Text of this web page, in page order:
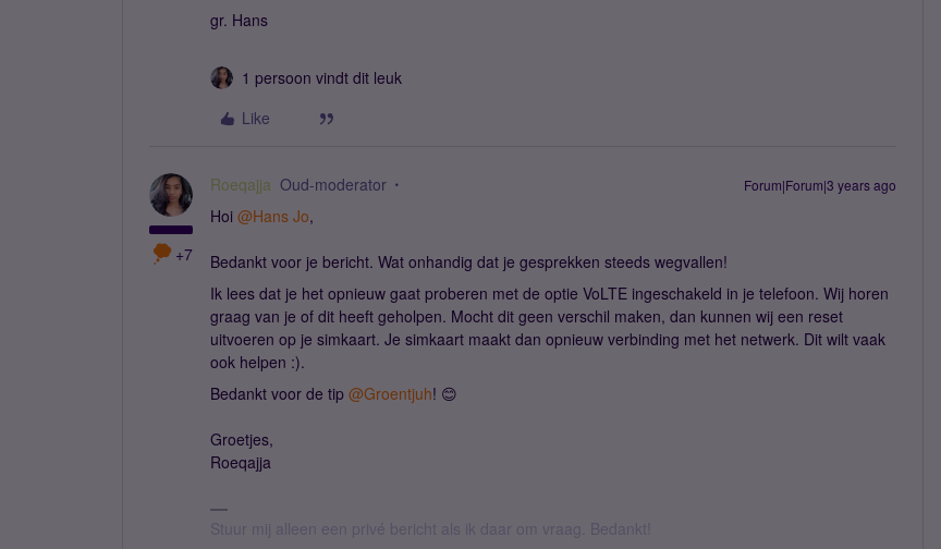
gr. Hans
1 persoon vindt dit leuk
Like
+7
Roeqajja Oud-moderator Forum|Forum|3 years ago
Hoi @Hans Jo,
Bedankt voor je bericht. Wat onhandig dat je gesprekken steeds wegvallen!
Ik lees dat je het opnieuw gaat proberen met de optie VoLTE ingeschakeld in je telefoon. Wij horen
graag van je of dit heeft geholpen. Mocht dit geen verschil maken, dan kunnen wij een reset
uitvoeren op je simkaart. Je simkaart maakt dan opnieuw verbinding met het netwerk. Dit wilt vaak
ook helpen :).
Bedankt voor de tip @Groentjuh! 😊
Groetjes,
Roeqajja
Stuur mij alleen een privé bericht als ik daar om vraag. Bedankt!